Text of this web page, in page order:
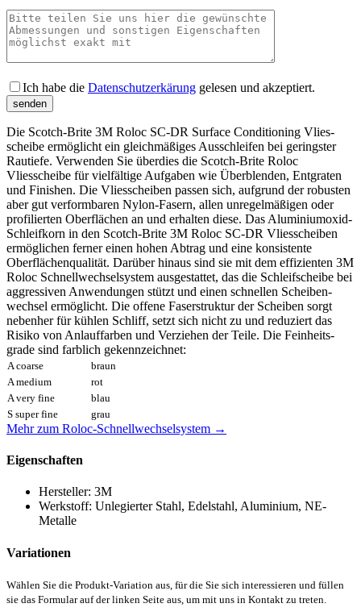
Ich habe die Datenschutzerkärung gelesen und akzeptiert.
Die Scotch-Brite 3M Roloc SC-DR Surface Condi­tioning Vlies­
scheibe ermög­licht ein gleich­mäßiges Aus­schleifen bei geringster
Rau­tiefe. Verwenden Sie überdies die Scotch-Brite Roloc
Vliesscheibe für vielfältige Aufgaben wie Überblenden, Entgraten
und Finishen. Die Vlies­scheiben passen sich, aufgrund der robusten
aber gut verformbaren Nylon-Fasern, allen unregelmäßigen oder
profilierten Ober­flächen an und erhalten diese. Das Aluminium­oxid-
Schleifkorn in den Scotch-Brite 3M Roloc SC-DR Vlies­­scheiben
ermög­lichen ferner einen hohen Abtrag und eine konsistente
Oberflächen­qualität. Darüber hinaus sind sie mit dem effizienten 3M
Roloc Schnell­wechsel­system ausgestattet, das die Schleif­scheibe bei
aggressiven Anwendungen stützt und einen schnellen Scheiben­
wechsel ermöglicht. Die offene Faser­struktur der Scheiben sorgt
nebenher für kühlen Schliff, setzt sich nicht zu und reduziert das
Risiko von Anlauf­farben und Verziehen der Teile. Die Feinheits­
grade sind farblich gekenn­zeichnet:
A coarse
braun
A medium
rot
A very fine
blau
S super fine
grau
Mehr zum Roloc-Schnellwechselsystem →
Eigenschaften
Hersteller: 3M
Werkstoff: Unlegierter Stahl, Edelstahl, Aluminium, NE-
Metalle
Variationen
Wählen Sie die Produkt-Variation aus, für die Sie sich interessieren und füllen
sie das Formular auf der linken Seite aus, um mit uns in Kontakt zu treten.